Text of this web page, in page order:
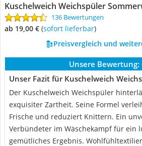
Kuschelweich Weichspüler
136 Bewertungen
ab 19,00 € ( Sofort lieferbar)
Preisvergleich und
Unsere Bewertung:
Unser Fazit für Kuschelweich
Der Kuschelweich Weichspüler
exquisiter Zartheit. Seine Formel
Frische und reduziert Knittern. Ein
Verbündeter im Wäschekampf für ein
gemütliches Ergebnis.